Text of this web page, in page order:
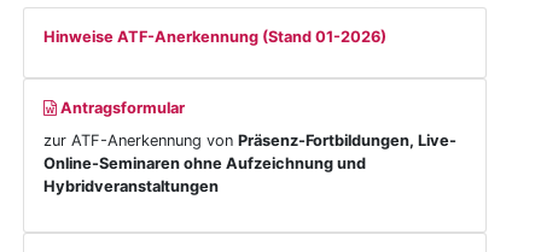
Hinweise ATF-Anerkennung (Stand 01-2026)
Antragsformular
zur ATF-Anerkennung vonPräsenz-Fortbildungen,Live-
Online-Seminaren ohne Aufzeichnung und
Hybridveranstaltungen